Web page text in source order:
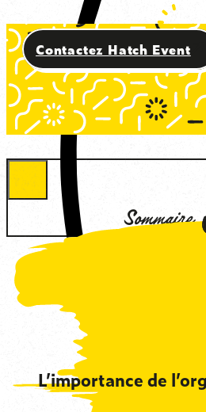
Contactez Hatch Event
Sommaire
L’importance de